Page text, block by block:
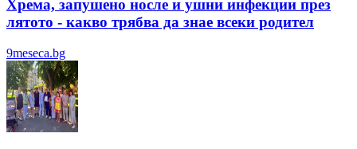
Хрема, запушено носле и ушни инфекции през
лятотo - какво трябва да знае всеки родител
9meseca.bg